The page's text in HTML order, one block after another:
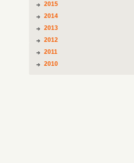
2015
2014
2013
2012
2011
2010